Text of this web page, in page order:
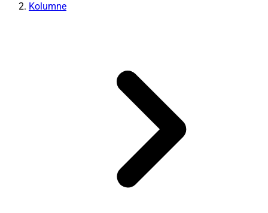
Kolumne